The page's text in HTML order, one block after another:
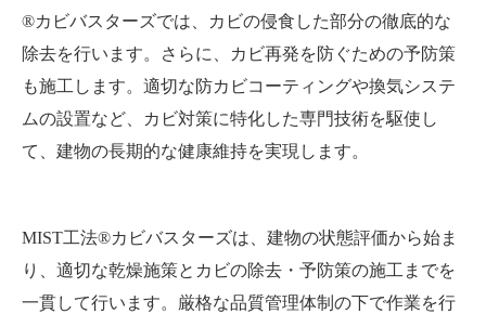
®カビバスターズでは、カビの侵食した部分の徹底的な
除去を行います。さらに、カビ再発を防ぐための予防策
も施工します。適切な防カビコーティングや換気システ
ムの設置など、カビ対策に特化した専門技術を駆使し
て、建物の長期的な健康維持を実現します。
MIST工法®カビバスターズは、建物の状態評価から始ま
り、適切な乾燥施策とカビの除去・予防策の施工までを
一貫して行います。厳格な品質管理体制の下で作業を行